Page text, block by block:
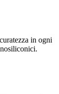
in ogni